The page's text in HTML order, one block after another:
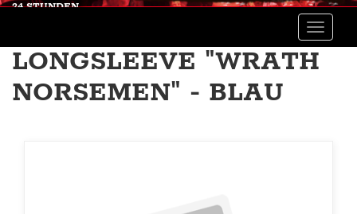
24 STUNDEN.
Toggle
LONGSLEEVE "WRATH
NORSEMEN" - BLAU